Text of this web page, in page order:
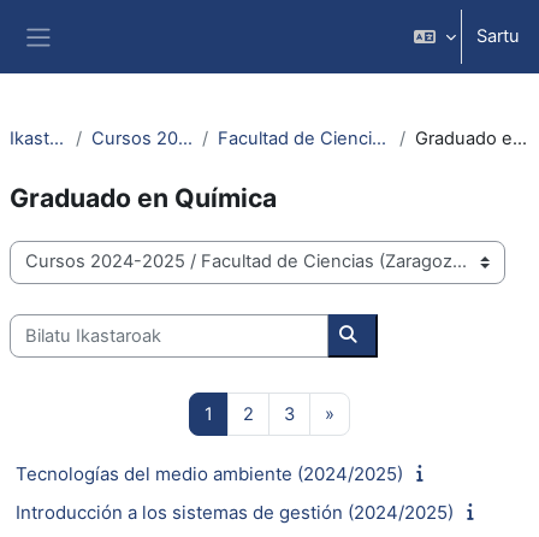
Sartu
Ikastaroak Cursos 2024-2025 Facultad de Ciencias (Zaragoza) Graduado en Química
Graduado en Química
Ikastaro-kategoriak
Bilatu Ikastaroak
Bilatu Ikastaroak
1 1. orria
2 2. orria
33. orria
»
Tecnologías del medio ambiente (2024/2025)
Introducción a los sistemas de gestión (2024/2025)